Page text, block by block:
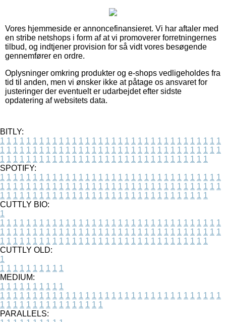
Vores hjemmeside er annoncefinansieret. Vi har aftaler med
en stribe netshops i form af at vi promoverer forretningernes
tilbud, og indtjener provision for så vidt vores besøgende
gennemfører en ordre.
Oplysninger omkring produkter og e-shops vedligeholdes fra
tid til anden, men vi ønsker ikke at påtage os ansvaret for
justeringer der eventuelt er udarbejdet efter sidste
opdatering af websitets data.
BITLY:
1 1 1 1 1 1 1 1 1 1 1 1 1 1 1 1 1 1 1 1 1 1 1 1 1 1 1 1 1 1 1 1 1 1
1 1 1 1 1 1 1 1 1 1 1 1 1 1 1 1 1 1 1 1 1 1 1 1 1 1 1 1 1 1 1 1 1 1
1 1 1 1 1 1 1 1 1 1 1 1 1 1 1 1 1 1 1 1 1 1 1 1 1 1 1 1 1 1 1 1
SPOTIFY:
1 1 1 1 1 1 1 1 1 1 1 1 1 1 1 1 1 1 1 1 1 1 1 1 1 1 1 1 1 1 1 1 1 1
1 1 1 1 1 1 1 1 1 1 1 1 1 1 1 1 1 1 1 1 1 1 1 1 1 1 1 1 1 1 1 1 1 1
1 1 1 1 1 1 1 1 1 1 1 1 1 1 1 1 1 1 1 1 1 1 1 1 1 1 1 1 1 1 1 1
CUTTLY BIO:
1
1 1 1 1 1 1 1 1 1 1 1 1 1 1 1 1 1 1 1 1 1 1 1 1 1 1 1 1 1 1 1 1 1 1
1 1 1 1 1 1 1 1 1 1 1 1 1 1 1 1 1 1 1 1 1 1 1 1 1 1 1 1 1 1 1 1 1 1
1 1 1 1 1 1 1 1 1 1 1 1 1 1 1 1 1 1 1 1 1 1 1 1 1 1 1 1 1 1 1 1
CUTTLY OLD:
1
1 1 1 1 1 1 1 1 1 1
MEDIUM:
1 1 1 1 1 1 1 1 1 1
1 1 1 1 1 1 1 1 1 1 1 1 1 1 1 1 1 1 1 1 1 1 1 1 1 1 1 1 1 1 1 1 1 1
1 1 1 1 1 1 1 1 1 1 1 1 1 1 1 1
PARALLELS: